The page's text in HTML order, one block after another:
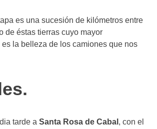
es una sucesión de kilómetros entre
de éstas tierras cuyo mayor
la belleza de los camiones que nos
tarde a Santa Rosa de Cabal , con el